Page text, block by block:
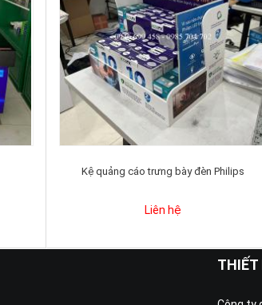
Kệ quảng cáo trưng bày đèn Philips
Liên hệ
THIẾT